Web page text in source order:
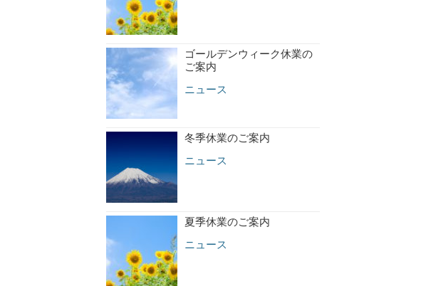
ゴールデンウィーク休業の
ご案内
ニュース
冬季休業のご案内
ニュース
夏季休業のご案内
ニュース